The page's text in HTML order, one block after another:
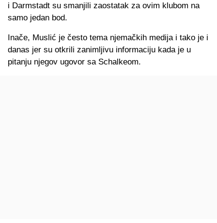
i Darmstadt su smanjili zaostatak za ovim klubom na
samo jedan bod.
Inače, Muslić je često tema njemačkih medija i tako je i
danas jer su otkrili zanimljivu informaciju kada je u
pitanju njegov ugovor sa Schalkeom.